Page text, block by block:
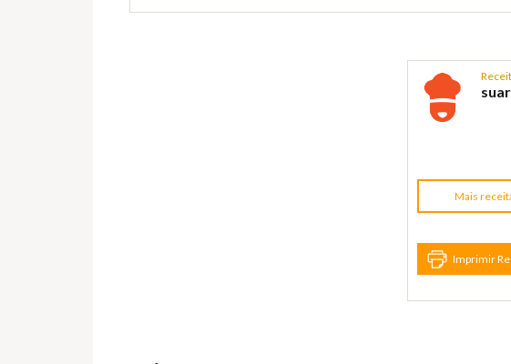
Mais
Imprimir